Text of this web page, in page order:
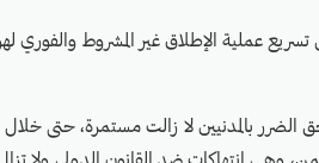
عملية الإطلاق غير المشروط والفوري
الضرر بالمدنيين لا زالت مستمرة، حتى خلال